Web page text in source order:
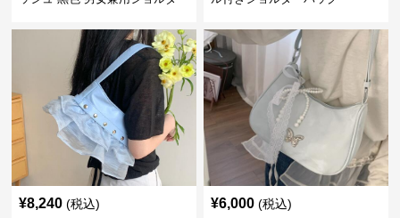
¥8,240 (税込) ¥6,000 (税込)